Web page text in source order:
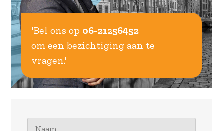
'Bel ons op 06-21256452
om een bezichtiging aan te
vragen.'
Naam *